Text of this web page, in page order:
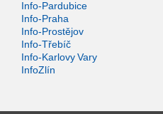
Info-Pardubice
Info-Praha
Info-Prostějov
Info-Třebíč
Info-Karlovy Vary
InfoZlín